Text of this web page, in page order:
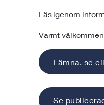
Läs igenom
Varmt
Lämna, se
Se